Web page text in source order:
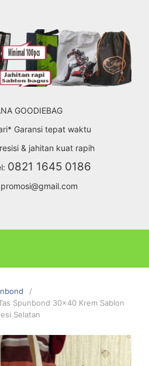
GOODIEBAG
Garansi tepat waktu
& jahitan kuat rapih
0821 1645 0186
Spunbond 30×40 Krem Sablon
Selatan